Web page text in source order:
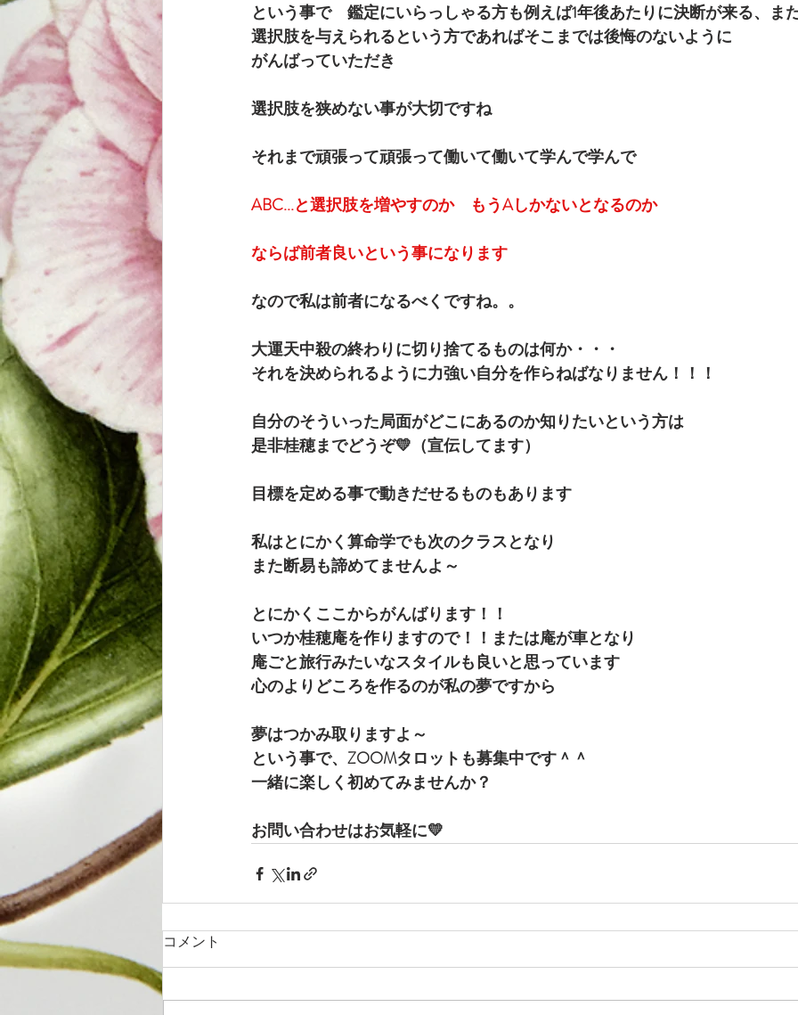
という事で　鑑定にいらっしゃる方も例えば1年後あたりに決断が来る、ま
選択肢を与えられるという方であればそこまでは後悔のないように
がんばっていただき
選択肢を狭めない事が大切ですね
それまで頑張って頑張って働いて働いて学んで学んで
ABC...と選択肢を増やすのか　もうAしかないとなるのか
ならば前者良いという事になります
なので私は前者になるべくですね。。
大運天中殺の終わりに切り捨てるものは何か・・・
それを決められるように力強い自分を作らねばなりません！！！
自分のそういった局面がどこにあるのか知りたいという方は
是非桂穂までどうぞ💛（宣伝してます）
目標を定める事で動きだせるものもあります
私はとにかく算命学でも次のクラスとなり
また断易も諦めてませんよ～
とにかくここからがんばります！！
いつか桂穂庵を作りますので！！または庵が車となり
庵ごと旅行みたいなスタイルも良いと思っています
心のよりどころを作るのが私の夢ですから
夢はつかみ取りますよ～
という事で、ZOOMタロットも募集中です＾＾
一緒に楽しく初めてみませんか？
お問い合わせはお気軽に💛
コメント